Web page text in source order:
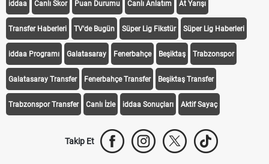
KEŞFET
iddaa Canlı Skor Puan Durumu Canlı Anlatım At Yarışı
Transfer Haberleri TV'de Bugün Süper Lig Fikstür Süper Lig Haberleri
iddaa Programı Galatasaray Fenerbahçe Beşiktaş Trabzonspor
Galatasaray Transfer Fenerbahçe Transfer Beşiktaş Transfer
Canlı İzle iddaa Sonuçları Aktif Sayaç